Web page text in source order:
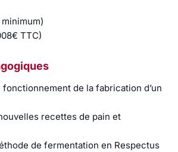
minimum)
TTC)
de la fabrication d’un
recettes de pain et
de fermentation en Respectus